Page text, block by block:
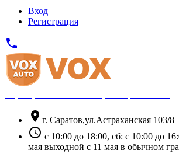
Вход
Регистрация
phone
location_on г. Саратов,ул.Астраханская 103/8
schedule с 10:00 до 18:00, сб: с 10:00 до
мая выходной с 11 мая в обычном